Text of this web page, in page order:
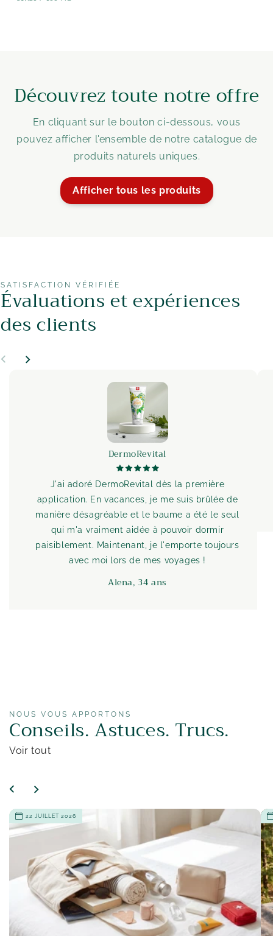
Découvrez toute notre offre
En cliquant sur le bouton ci-dessous, vous
pouvez afficher l'ensemble de notre catalogue de
produits naturels uniques.
Afficher tous les produits
SATISFACTION VÉRIFIÉE
Évaluations et expériences
des clients
DermoRevital
J'ai adoré DermoRevital dès la première
application. En vacances, je me suis brûlée de
manière désagréable et le baume a été le seul
qui m'a vraiment aidée à pouvoir dormir
paisiblement. Maintenant, je l'emporte toujours
avec moi lors de mes voyages !
Alena, 34 ans
NOUS VOUS APPORTONS
Conseils. Astuces. Trucs.
Voir tout
22 JUILLET 2026